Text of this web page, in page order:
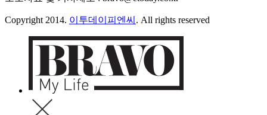
Copyright 2014. 이투데이피엔씨 . All rights reserved